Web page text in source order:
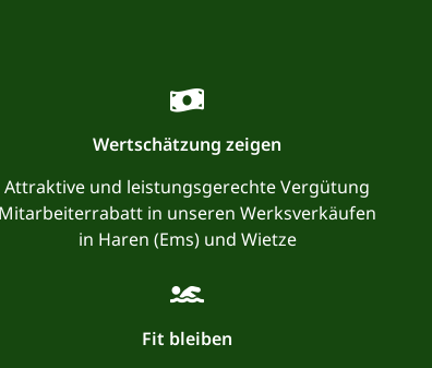
Wertschätzung zeigen
Attraktive und leistungsgerechte Vergütung
Mitarbeiterrabatt in unseren Werksverkäufen
in Haren (Ems) und Wietze
Fit bleiben